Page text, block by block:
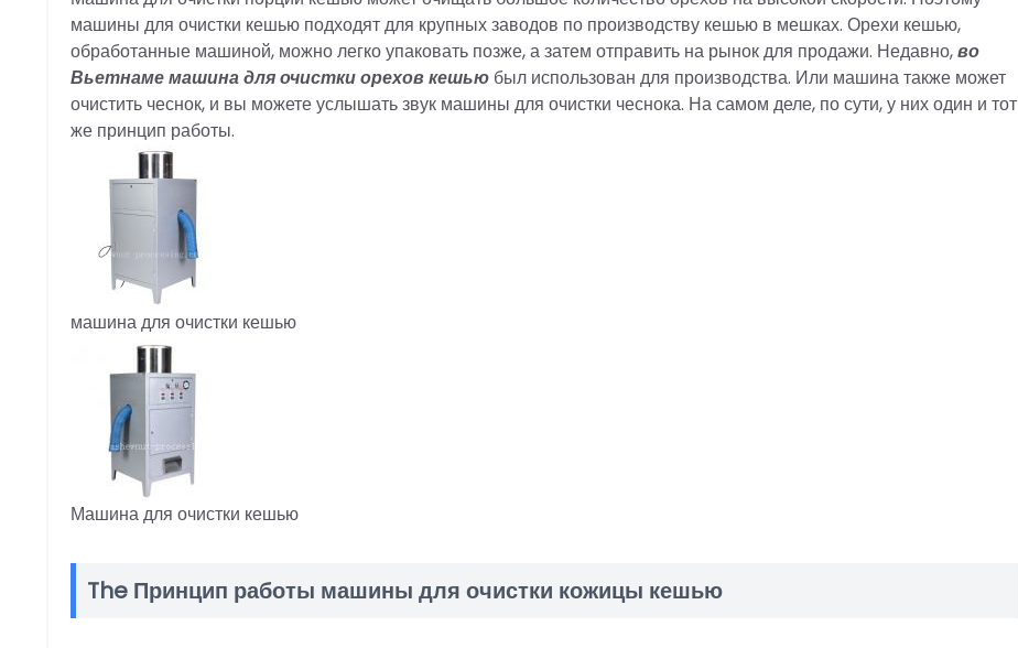
машины для очистки кешью подходят для крупных заводов по производству кешью в мешках. Орехи кешью,
обработанные машиной, можно легко упаковать позже, а затем отправить на рынок для продажи. Недавно,во
Вьетнаме машина для очистки орехов кешью был использован для производства. Или машина также может
очистить чеснок, и вы можете услышать звук машины для очистки чеснока. На самом деле, по сути, у них один и тот
же принцип работы.
машина для очистки кешью
Машина для очистки кешью
The Принцип работы машины для очистки кожицы кешью